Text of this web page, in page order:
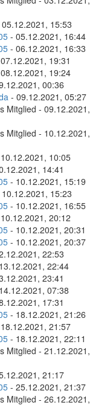
15:53
- 05.12.2021, 16:44
- 06.12.2021, 16:33
19:31
19:24
00:36
- 09.12.2021, 05:27
Mitglied - 09.12.2021,
Mitglied - 10.12.2021,
10:05
14:41
- 10.12.2021, 15:19
15:23
- 10.12.2021, 16:55
20:12
- 10.12.2021, 20:31
- 10.12.2021, 20:37
22:53
22:44
23:41
07:38
17:31
- 18.12.2021, 21:26
21:57
- 18.12.2021, 22:11
Mitglied - 21.12.2021,
21:17
- 25.12.2021, 21:37
Mitglied - 26.12.2021,